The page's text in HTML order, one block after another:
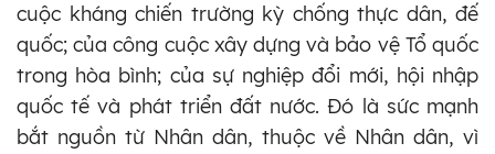
cuộc kháng chiến trường kỳ chống thực dân, đế
quốc; của công cuộc xây dựng và bảo vệ Tổ quốc
trong hòa bình; của sự nghiệp đổi mới, hội nhập
quốc tế và phát triển đất nước. Đó là sức mạnh
bắt nguồn từ Nhân dân, thuộc về Nhân dân, vì